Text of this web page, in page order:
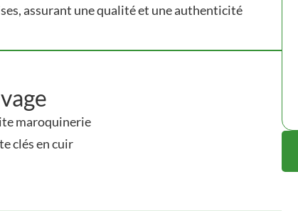
assurant une qualité et une authenticité
maroquinerie
clés en cuir